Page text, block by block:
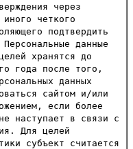
через
четкого
подтвердить
данные
хранятся до
года после того,
данных
сайтом и/или
если более
наступает в связи с
Для целей
субъект считается